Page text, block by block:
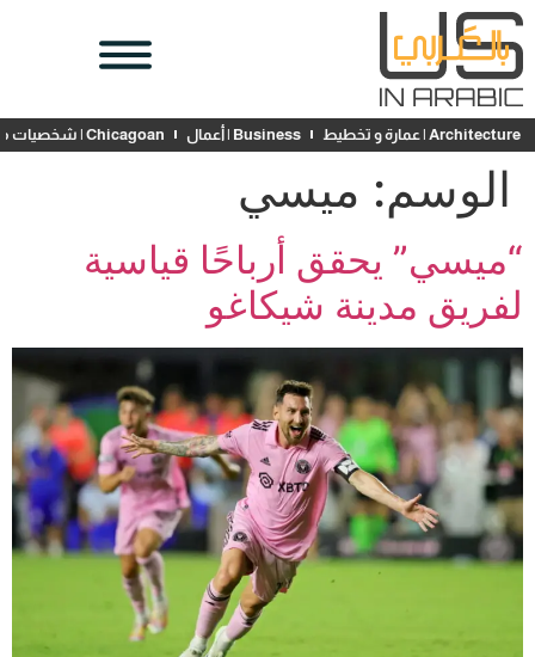
Architecture | عمارة و تخطيط Business | أعمال Chicagoan | شخصيات محلية
الوسم: ميسي
“ميسي” يحقق أرباحًا قياسية
لفريق مدينة شيكاغو